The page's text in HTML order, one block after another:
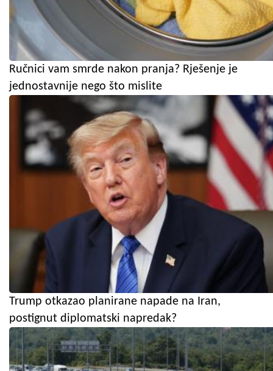
Ručnici vam smrde nakon pranja? Rješenje je
jednostavnije nego što mislite
Trump otkazao planirane napade na Iran,
postignut diplomatski napredak?